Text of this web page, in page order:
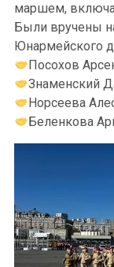
маршем,
Были вручены
Юнармейского
Посохов
Знаменский
Норсеева
Беленкова